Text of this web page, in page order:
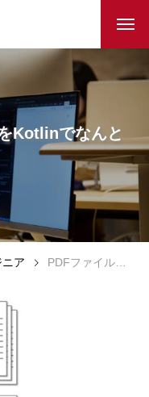
Kotlinでなんと
ア PDFファイル中のテキストをKotlinでなんとなく置換してみる